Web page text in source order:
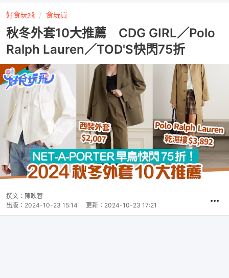
好食玩飛 食玩買
秋冬外套10大推薦 CDG GIRL／Polo
Ralph Lauren／TOD'S快閃75折
撰文： 陳映蓉
出版： 2024-10-23 15:14 更新： 2024-10-23 17:21